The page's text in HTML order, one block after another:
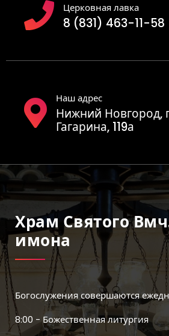
Церковная лавка
8 (831) 463-11-58
Наш адрес
Нижний Новгород,
Гагарина, 119а
Храм Святого
Имона
Богослужения совершаются
8:00 - Божественная литургия